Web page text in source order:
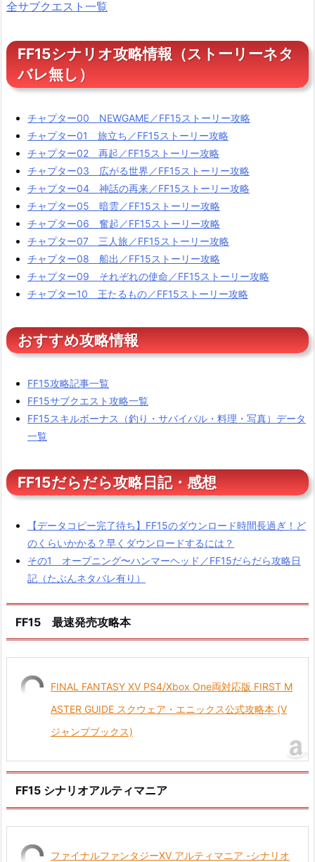
全サブクエスト一覧
FF15シナリオ攻略情報（ストーリーネタ
バレ無し）
チャプター00 NEWGAME／FF15ストーリー攻略
チャプター01 旅立ち／FF15ストーリー攻略
チャプター02 再起／FF15ストーリー攻略
チャプター03 広がる世界／FF15ストーリー攻略
チャプター04 神話の再来／FF15ストーリー攻略
チャプター05 暗雲／FF15ストーリー攻略
チャプター06 奮起／FF15ストーリー攻略
チャプター07 三人旅／FF15ストーリー攻略
チャプター08 船出／FF15ストーリー攻略
チャプター09 それぞれの使命／FF15ストーリー攻略
チャプター10 王たるもの／FF15ストーリー攻略
おすすめ攻略情報
FF15攻略記事一覧
FF15サブクエスト攻略一覧
FF15スキルボーナス（釣り・サバイバル・料理・写真）データ
一覧
FF15だらだら攻略日記・感想
【データコピー完了待ち】FF15のダウンロード時間長過ぎ！ど
のくらいかかる？早くダウンロードするには？
その1 オープニング〜ハンマーヘッド／FF15だらだら攻略日
記（たぶんネタバレ有り）
FF15 最速発売攻略本
FINAL FANTASY XV PS4/Xbox One両対応版 FIRST M
ASTER GUIDE スクウェア・エニックス公式攻略本 (V
ジャンプブックス)
FF15 シナリオアルティマニア
ファイナルファンタジーXV アルティマニア -シナリオ